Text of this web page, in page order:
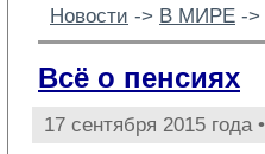
Новости -> В МИРЕ ->
Всё о пенсиях
17 сентября 2015 года •